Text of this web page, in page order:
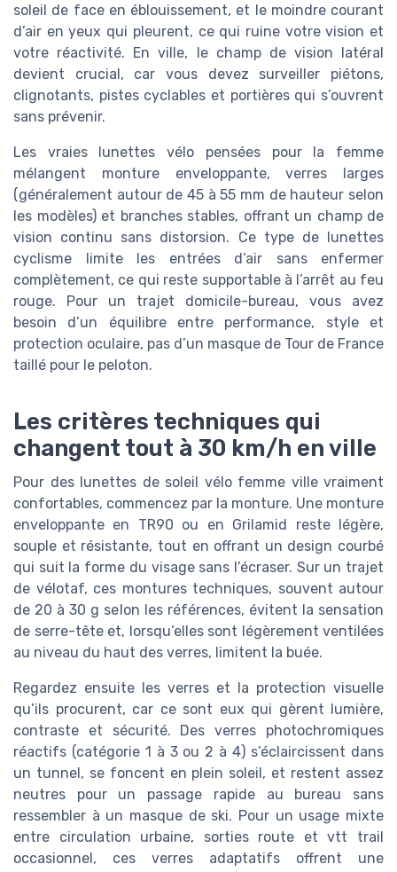
soleil de face en éblouissement, et le moindre courant
d’air en yeux qui pleurent, ce qui ruine votre vision et
votre réactivité. En ville, le champ de vision latéral
devient crucial, car vous devez surveiller piétons,
clignotants, pistes cyclables et portières qui s’ouvrent
sans prévenir.
Les vraies lunettes vélo pensées pour la femme
mélangent monture enveloppante, verres larges
(généralement autour de 45 à 55 mm de hauteur selon
les modèles) et branches stables, offrant un champ de
vision continu sans distorsion. Ce type de lunettes
cyclisme limite les entrées d’air sans enfermer
complètement, ce qui reste supportable à l’arrêt au feu
rouge. Pour un trajet domicile-bureau, vous avez
besoin d’un équilibre entre performance, style et
protection oculaire, pas d’un masque de Tour de France
taillé pour le peloton.
Les critères techniques qui
changent tout à 30 km/h en ville
Pour des lunettes de soleil vélo femme ville vraiment
confortables, commencez par la monture. Une monture
enveloppante en TR90 ou en Grilamid reste légère,
souple et résistante, tout en offrant un design courbé
qui suit la forme du visage sans l’écraser. Sur un trajet
de vélotaf, ces montures techniques, souvent autour
de 20 à 30 g selon les références, évitent la sensation
de serre-tête et, lorsqu’elles sont légèrement ventilées
au niveau du haut des verres, limitent la buée.
Regardez ensuite les verres et la protection visuelle
qu’ils procurent, car ce sont eux qui gèrent lumière,
contraste et sécurité. Des verres photochromiques
réactifs (catégorie 1 à 3 ou 2 à 4) s’éclaircissent dans
un tunnel, se foncent en plein soleil, et restent assez
neutres pour un passage rapide au bureau sans
ressembler à un masque de ski. Pour un usage mixte
entre circulation urbaine, sorties route et vtt trail
occasionnel, ces verres adaptatifs offrent une